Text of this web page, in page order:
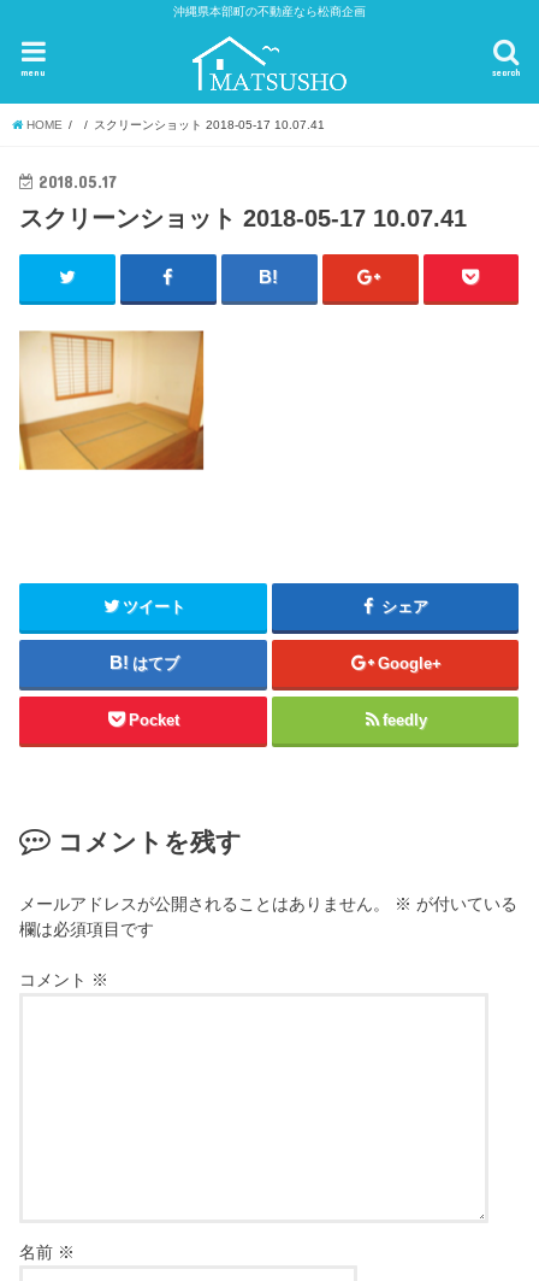
沖縄県本部町の不動産なら松商企画
search
menu
HOME スクリーンショット 2018-05-17 10.07.41
2018.05.17
スクリーンショット 2018-05-17 10.07.41
ツイート シェア
はてブ Google+
Pocket feedly
コメントを残す
メールアドレスが公開されることはありません。 ※ が付いている
欄は必須項目です
コメント ※
名前 ※